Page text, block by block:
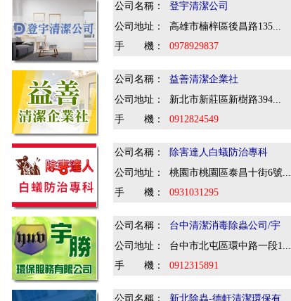
公司名稱： 登宇清潔公司
公司地址：
高雄市楠梓區後昌路135...
手 機：
0978929837
公司名稱： 益善清潔企業社
公司地址：
新北市新莊區新樹路394...
手 機：
0912824549
公司名稱： 除害達人白蟻防治專科
公司地址：
桃園市桃園區泰昌十街6號...
手 機：
0931031295
公司名稱： 台中清潔消毒除蟲公司/宇
公司地址：
台中市北屯區環中路一段1...
手 機：
0912315891
公司名稱： 新北除蟲-德軒清潔環保有